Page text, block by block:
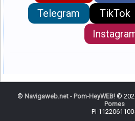
Telegram
TikTok
© Navigaweb.net - Pom-HeyWEB! ©
Pomes
PI